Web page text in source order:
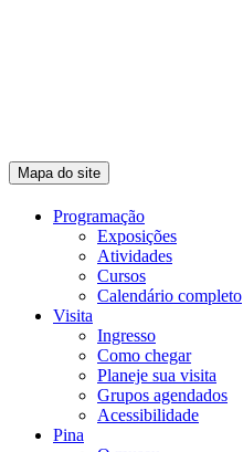
Mapa do site
Programação
Exposições
Atividades
Cursos
Calendário completo
Visita
Ingresso
Como chegar
Planeje sua visita
Grupos agendados
Acessibilidade
Pina